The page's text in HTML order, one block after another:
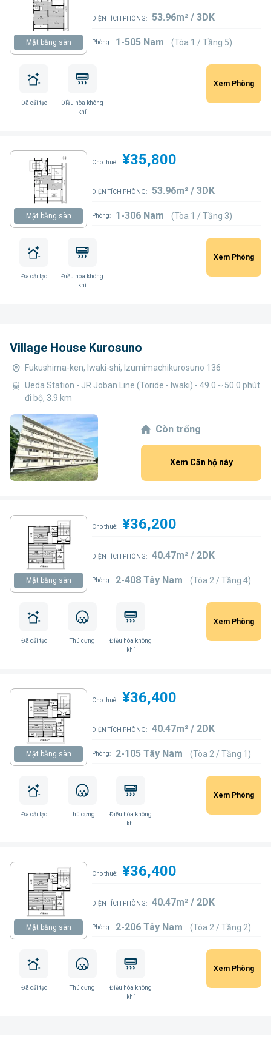
Mặt bằng sàn
DIỆN TÍCH PHÒNG: 53.96m² / 3DK
Phòng: 1-505 Nam (Tòa 1 / Tầng 5)
Đã cải tạo
Điều hòa không
khí
Xem Phòng
Mặt bằng sàn
Cho thuê: ¥35,800
DIỆN TÍCH PHÒNG: 53.96m² / 3DK
Phòng: 1-306 Nam (Tòa 1 / Tầng 3)
Đã cải tạo
Điều hòa không
khí
Xem Phòng
Village House Kurosuno
Fukushima-ken, Iwaki-shi, Izumimachikurosuno 136
Ueda Station - JR Joban Line (Toride - Iwaki) - 49.0～50.0 phút
đi bộ, 3.9 km
Còn trống
Xem Căn hộ này
Mặt bằng sàn
Cho thuê: ¥36,200
DIỆN TÍCH PHÒNG: 40.47m² / 2DK
Phòng: 2-408 Tây Nam (Tòa 2 / Tầng 4)
Đã cải tạo Thú cưng
Điều hòa không
khí
Xem Phòng
Mặt bằng sàn
Cho thuê: ¥36,400
DIỆN TÍCH PHÒNG: 40.47m² / 2DK
Phòng: 2-105 Tây Nam (Tòa 2 / Tầng 1)
Đã cải tạo Thú cưng
Điều hòa không
khí
Xem Phòng
Mặt bằng sàn
Cho thuê: ¥36,400
DIỆN TÍCH PHÒNG: 40.47m² / 2DK
Phòng: 2-206 Tây Nam (Tòa 2 / Tầng 2)
Đã cải tạo Thú cưng
Điều hòa không
khí
Xem Phòng